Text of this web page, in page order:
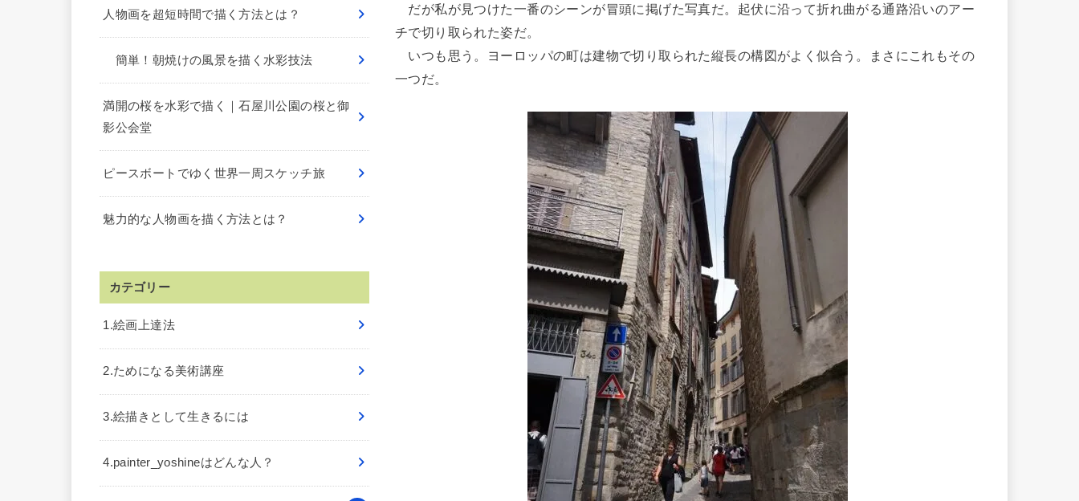
だが私が見つけた一番のシーンが冒頭に掲げた写真だ。起伏に沿って折れ曲がる通路沿いのアー
チで切り取られた姿だ。
いつも思う。ヨーロッパの町は建物で切り取られた縦長の構図がよく似合う。まさにこれもその
一つだ。
人物画を超短時間で描く方法とは？
簡単！朝焼けの風景を描く水彩技法
満開の桜を水彩で描く｜石屋川公園の桜と御
影公会堂
ピースボートでゆく世界一周スケッチ旅
魅力的な人物画を描く方法とは？
カテゴリー
1.絵画上達法
2.ためになる美術講座
3.絵描きとして生きるには
4.painter_yoshineはどんな人？